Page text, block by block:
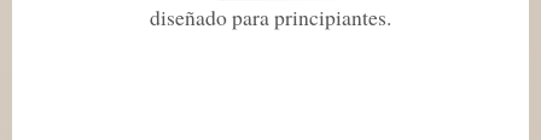
diseñado para principiantes.